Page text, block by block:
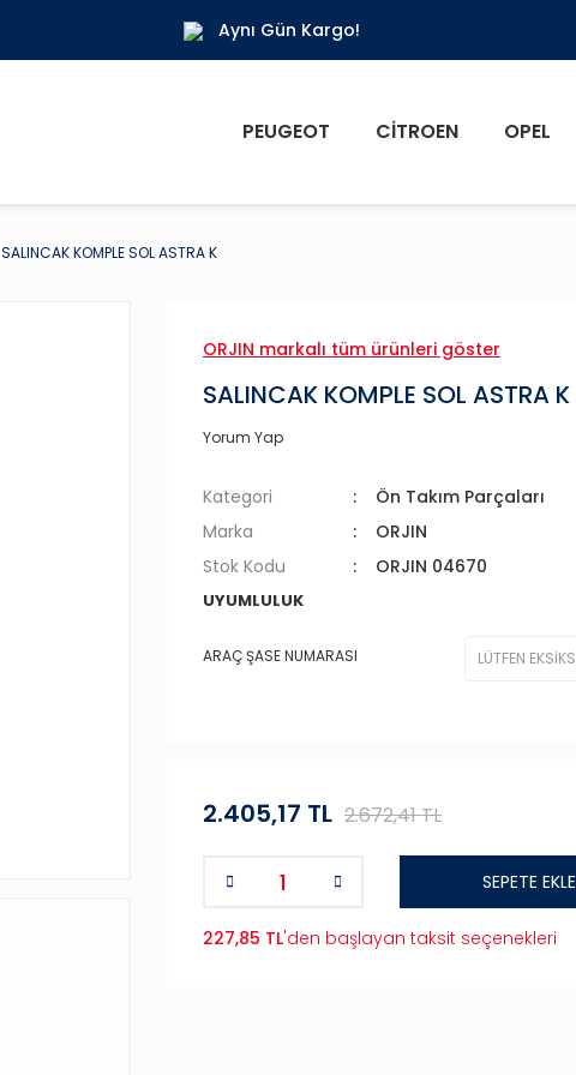
Aynı Gün Kargo!
PEUGEOT CITROEN OPEL
SALINCAK KOMPLE SOL ASTRA K
ORJIN markalı tüm ürünleri göster
SALINCAK KOMPLE SOL ASTRA K
Yorum Yap
Kategori
Ön Takım Parçaları
Marka
ORJIN
Stok Kodu
ORJIN 04670
UYUMLULUK
ARAÇ ŞASE NUMARASI
2.405,17 TL 2.672,41 TL
SEPETE EKLE
227,85 TL'den başlayan taksit seçenekleri